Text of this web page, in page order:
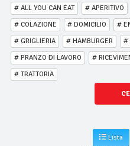
# ALL YOU CAN EAT # APERITIVO
# COLAZIONE
# DOMICILIO #
# GRIGLIERIA
# HAMBURGER #
# PRANZO DI LAVORO
#
# TRATTORIA
Lista